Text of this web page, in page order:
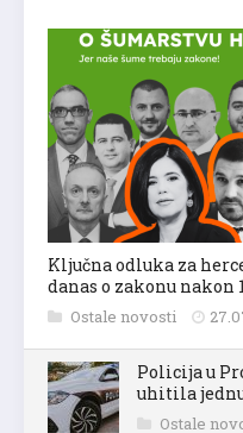
Ključna odluka za
danas o zakonu nakon
Ostale novosti
Policija u
uhitila
Ostale